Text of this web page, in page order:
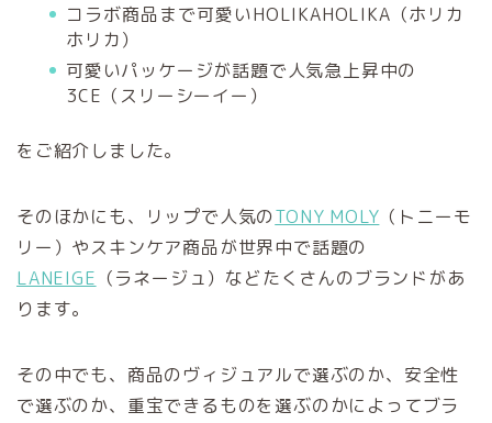
コラボ商品まで可愛いHOLIKAHOLIKA（ホリカ
ホリカ）
可愛いパッケージが話題で人気急上昇中の
3CE（スリーシーイー）
をご紹介しました。
そのほかにも、リップで人気のTONY MOLY （トニーモ
リー）やスキンケア商品が世界中で話題の
LANEIGE （ラネージュ）などたくさんのブランドがあ
ります。
その中でも、商品のヴィジュアルで選ぶのか、安全性
で選ぶのか、重宝できるものを選ぶのかによってブラ